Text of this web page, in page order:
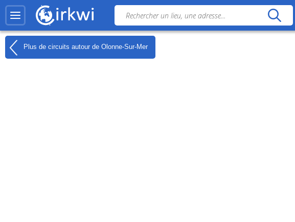
Plus de circuits autour de Olonne-Sur-Mer